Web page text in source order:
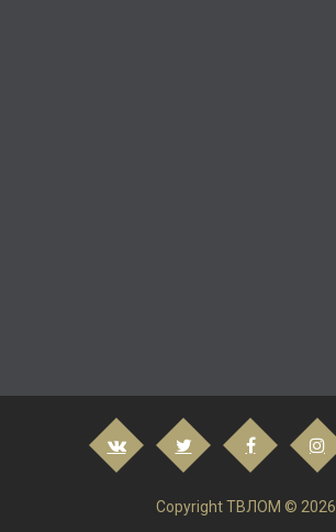
Copyright ТВЛОМ © 2026